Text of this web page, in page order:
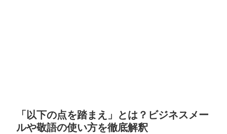
「以下の点を踏まえ」とは？ビジネスメー
ルや敬語の使い方を徹底解釈